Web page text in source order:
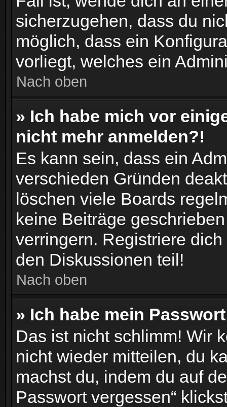
sicherzugehen, dass du
möglich, dass ein
vorliegt, welches ein
Nach oben
» Ich habe mich vor
nicht mehr anmelden?!
Es kann sein, dass ein
verschieden Gründen
löschen viele Boards
keine Beiträge
verringern. Registriere
den Diskussionen teil!
Nach oben
» Ich habe mein
Das ist nicht schlimm! Wir
nicht wieder mitteilen, du
machst du, indem du auf
Passwort vergessen“